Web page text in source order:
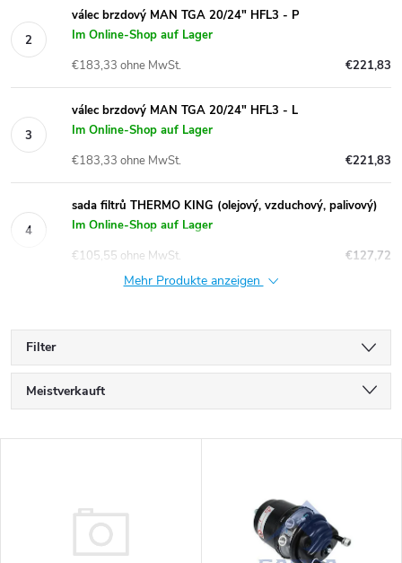
válec brzdový MAN TGA 20/24" HFL3 - P
Im Online-Shop auf Lager
€221,83
€183,33 ohne MwSt.
válec brzdový MAN TGA 20/24" HFL3 - L
Im Online-Shop auf Lager
€221,83
€183,33 ohne MwSt.
sada filtrů THERMO KING (olejový, vzduchový, palivový)
Im Online-Shop auf Lager
€127,72
€105,55 ohne MwSt.
Mehr Produkte anzeigen
Filter
P
r
Meistverkauft